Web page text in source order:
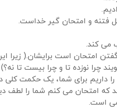
فتنه و امتحان گیر خداست.
می کند.
امتحان است برایشان.( زیرا
چرا نوزده تا و چرا بیست تا نه؟)
را داریم برای شما، یک حکمت
که امتحان می کنم شما را لطف
است.